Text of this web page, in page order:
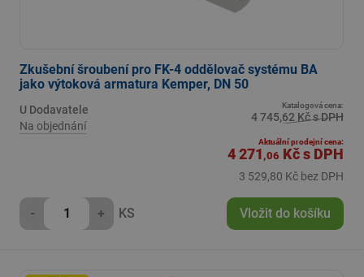
Zkušební šroubení pro FK-4 oddělovač systému BA
jako výtoková armatura Kemper, DN 50
U Dodavatele
Na objednání
Katalogová cena:
4 745,62 Kč s DPH
Aktuální prodejní cena:
4 271 ,06 Kčs DPH
3 529,80 Kč bez DPH
- + KS Vložit do košíku